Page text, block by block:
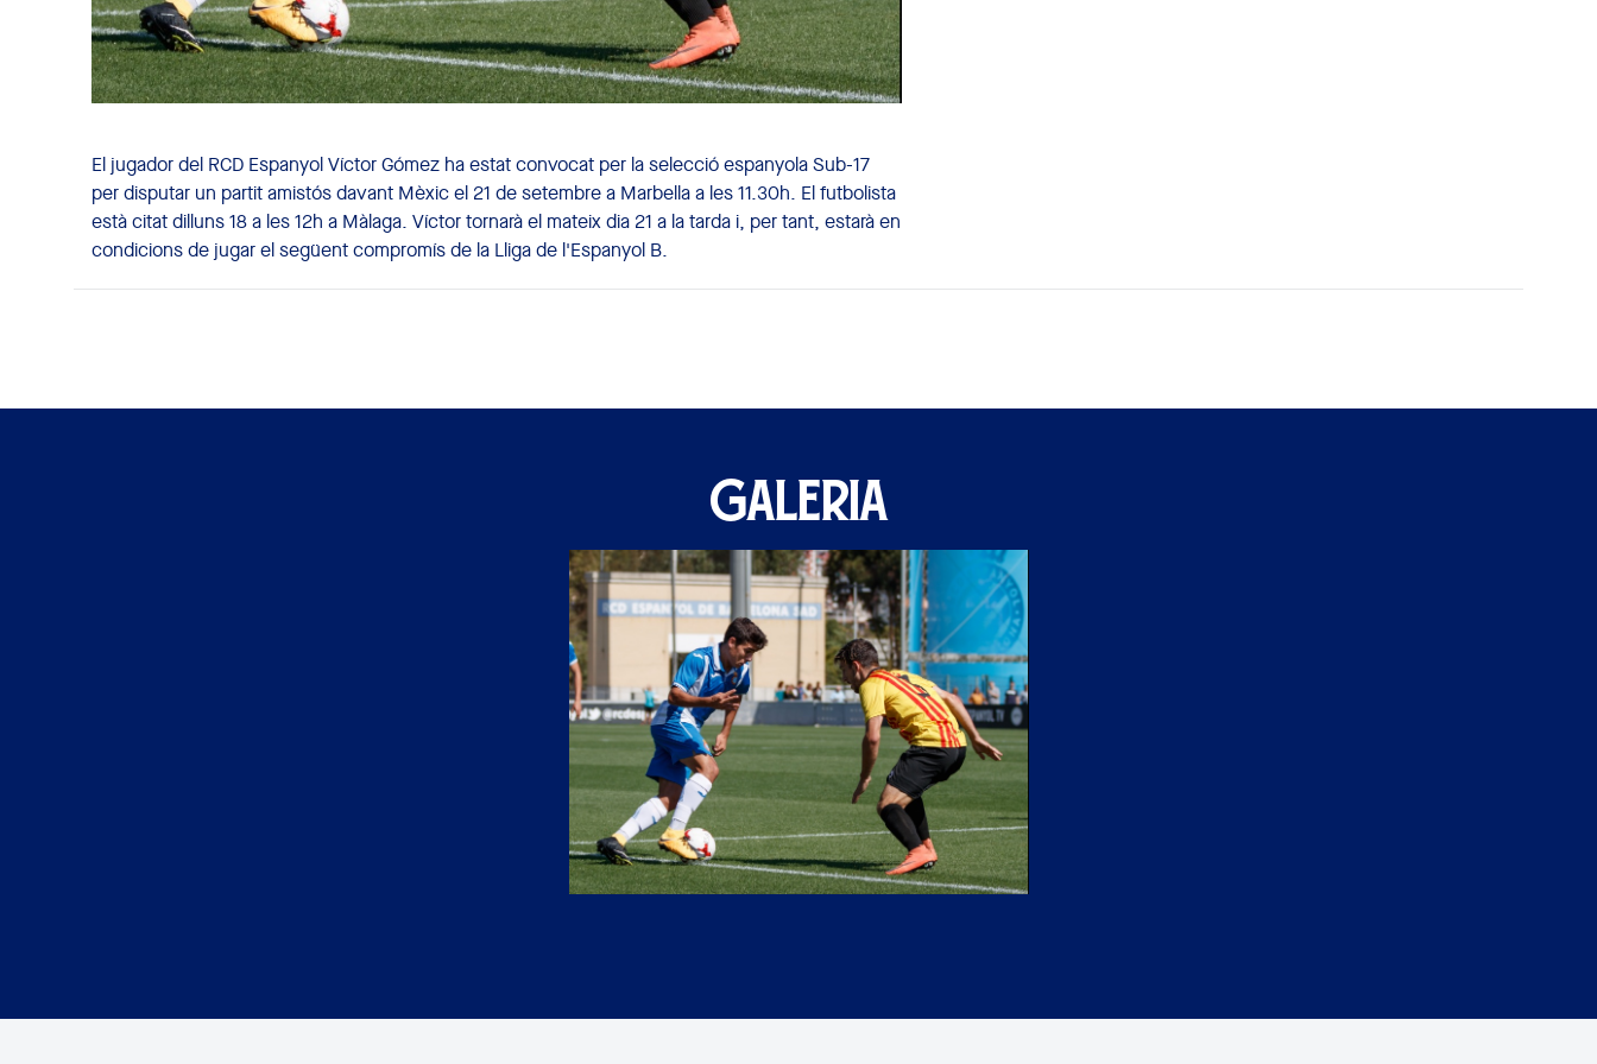
El jugador del RCD Espanyol Víctor Gómez ha estat convocat per la selecció espanyola Sub-17
per disputar un partit amistós davant Mèxic el 21 de setembre a Marbella a les 11.30h. El futbolista
està citat dilluns 18 a les 12h a Màlaga. Víctor tornarà el mateix dia 21 a la tarda i, per tant, estarà en
condicions de jugar el següent compromís de la Lliga de l'Espanyol B.
GALERIA